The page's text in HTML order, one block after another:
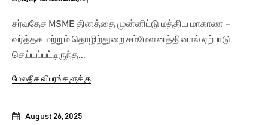
August 26, 2025
சர்வதேச MSME தினத்தை முன்னிட்டு மத்திய மாகாண –
வர்த்தக மற்றும் தொழிற்துறை சம்மேளனத்தினால் ஏற்பாடு
செய்யப்பட்டிருந்த...
மேலதிக விபரங்களுக்கு